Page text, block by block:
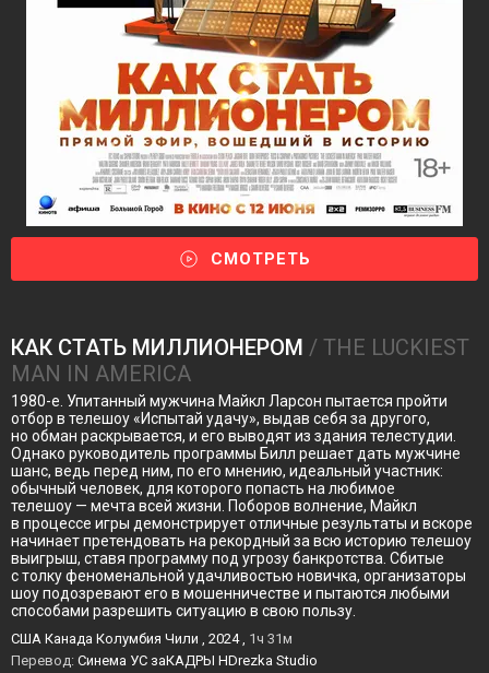
СМОТРЕТЬ
КАК СТАТЬ МИЛЛИОНЕРОМ / THE LUCKIEST
MAN IN AMERICA
1980-е. Упитанный мужчина Майкл Ларсон пытается пройти
отбор в телешоу «Испытай удачу», выдав себя за другого,
но обман раскрывается, и его выводят из здания телестудии.
Однако руководитель программы Билл решает дать мужчине
шанс, ведь перед ним, по его мнению, идеальный участник:
обычный человек, для которого попасть на любимое
телешоу — мечта всей жизни. Поборов волнение, Майкл
в процессе игры демонстрирует отличные результаты и вскоре
начинает претендовать на рекордный за всю историю телешоу
выигрыш, ставя программу под угрозу банкротства. Сбитые
с толку феноменальной удачливостью новичка, организаторы
шоу подозревают его в мошенничестве и пытаются любыми
способами разрешить ситуацию в свою пользу.
США Канада Колумбия Чили , 2024 , 1ч 31м
Перевод: Синема УС заКАДРЫ HDrezka Studio